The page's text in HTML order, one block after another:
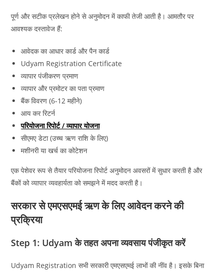
पूर्ण और सटीक प्रलेखन होने से अनुमोदन में काफी तेजी आती है। आमतौर पर
आवश्यक दस्तावेज हैं:
आवेदक का आधार कार्ड और पैन कार्ड
Udyam Registration Certificate
व्यापार पंजीकरण प्रमाण
व्यापार और प्रमोटर का पता प्रमाण
बैंक विवरण (6-12 महीने)
आय कर रिटर्न
परियोजना रिपोर्ट / व्यापार योजना
सीएमए डेटा (उच्च ऋण राशि के लिए)
मशीनरी या खर्च का कोटेशन
एक पेशेवर रूप से तैयार परियोजना रिपोर्ट अनुमोदन अवसरों में सुधार करती है और
बैंकों को व्यापार व्यवहार्यता को समझने में मदद करती है।
सरकार से एमएसएमई ऋण के लिए आवेदन करने की
प्रक्रिया
Step 1: Udyam के तहत अपना व्यवसाय पंजीकृत करें
Udyam Registration सभी सरकारी एमएसएमई लाभों की नींव है। इसके बिना